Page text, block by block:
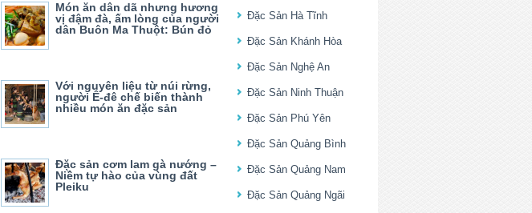
Món ăn dân dã nhưng hương
vị đậm đà, ấm lòng của người
dân Buôn Ma Thuột: Bún đỏ
Với nguyên liệu từ núi rừng,
người Ê-đê chế biến thành
nhiều món ăn đặc sản
Đặc sản cơm lam gà nướng –
Niềm tự hào của vùng đất
Pleiku
Đặc Sản Hà Tĩnh
Đặc Sản Khánh Hòa
Đặc Sản Nghệ An
Đặc Sản Ninh Thuận
Đặc Sản Phú Yên
Đặc Sản Quảng Bình
Đặc Sản Quảng Nam
Đặc Sản Quảng Ngãi